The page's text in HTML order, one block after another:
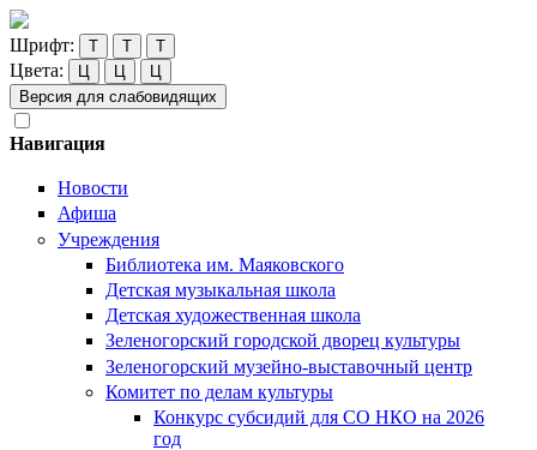
Шрифт: Т Т Т
Цвета: Ц Ц
Ц
Версия для слабовидящих
Навигация
Новости
Афиша
Учреждения
Библиотека им. Маяковского
Детская музыкальная школа
Детская художественная школа
Зеленогорский городской дворец культуры
Зеленогорский музейно-выставочный центр
Комитет по делам культуры
Конкурс субсидий для СО НКО на 2026
год